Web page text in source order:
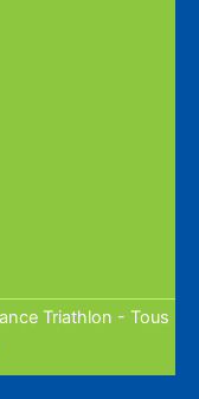
Triathlon - Tous